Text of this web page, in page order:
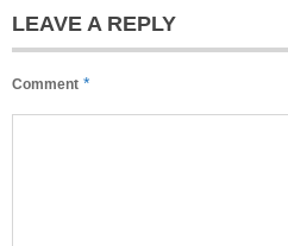
LEAVE A REPLY
Comment *